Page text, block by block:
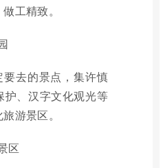
工精致。
去的景点，集许慎
护、汉字文化观光等
游景区。
区